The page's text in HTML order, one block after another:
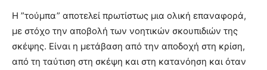
Η ”τούμπα” αποτελεί πρωτίστως μια ολική επαναφορά,
με στόχο την αποβολή των νοητικών σκουπιδιών της
σκέψης. Είναι η μετάβαση από την αποδοχή στη κρίση,
από τη ταύτιση στη σκέψη και στη κατανόηση και όταν